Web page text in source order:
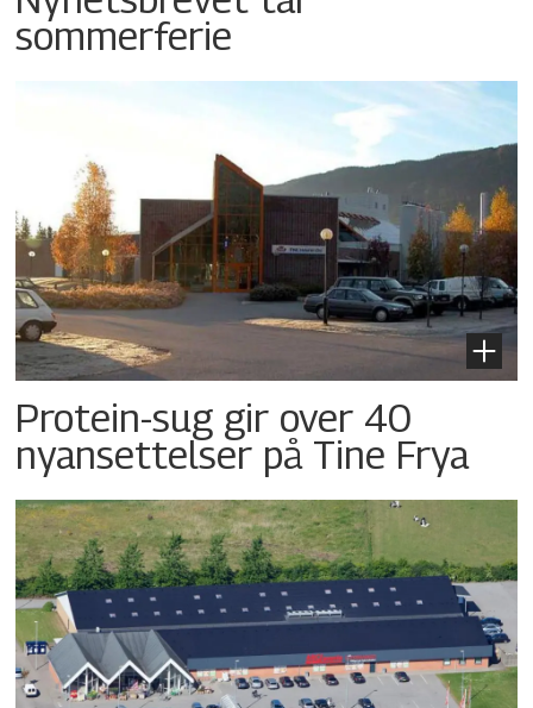
sommerferie
Protein-sug gir over 40
nyansettelser på Tine Frya